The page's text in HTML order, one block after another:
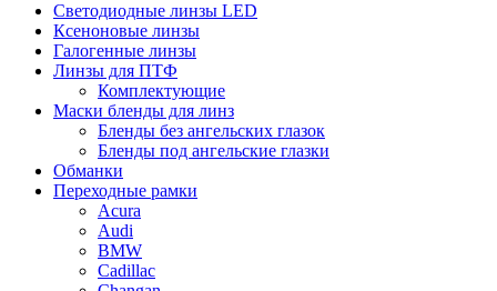
Светодиодные линзы LED
Ксеноновые линзы
Галогенные линзы
Линзы для ПТФ
Комплектующие
Маски бленды для линз
Бленды без ангельских глазок
Бленды под ангельские глазки
Обманки
Переходные рамки
Acura
Audi
BMW
Cadillac